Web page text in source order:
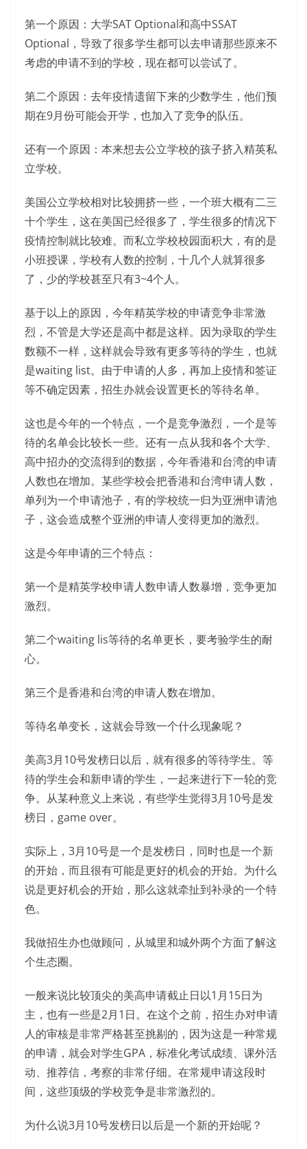
第一个原因：大学SAT Optional和高中SSAT
Optional，导致了很多学生都可以去申请那些原来不
考虑的申请不到的学校，现在都可以尝试了。
第二个原因：去年疫情遗留下来的少数学生，他们预
期在9月份可能会开学，也加入了竞争的队伍。
还有一个原因：本来想去公立学校的孩子挤入精英私
立学校。
美国公立学校相对比较拥挤一些，一个班大概有二三
十个学生，这在美国已经很多了，学生很多的情况下
疫情控制就比较难。而私立学校校园面积大，有的是
小班授课，学校有人数的控制，十几个人就算很多
了，少的学校甚至只有3~4个人。
基于以上的原因，今年精英学校的申请竞争非常激
烈，不管是大学还是高中都是这样。因为录取的学生
数额不一样，这样就会导致有更多等待的学生，也就
是waiting list。由于申请的人多，再加上疫情和签证
等不确定因素，招生办就会设置更长的等待名单。
这也是今年的一个特点，一个是竞争激烈，一个是等
待的名单会比较长一些。还有一点从我和各个大学、
高中招办的交流得到的数据，今年香港和台湾的申请
人数也在增加。某些学校会把香港和台湾申请人数，
单列为一个申请池子，有的学校统一归为亚洲申请池
子，这会造成整个亚洲的申请人变得更加的激烈。
这是今年申请的三个特点：
第一个是精英学校申请人数申请人数暴增，竞争更加
激烈。
第二个waiting lis等待的名单更长，要考验学生的耐
心。
第三个是香港和台湾的申请人数在增加。
等待名单变长，这就会导致一个什么现象呢？
美高3月10号发榜日以后，就有很多的等待学生。等
待的学生会和新申请的学生，一起来进行下一轮的竞
争。从某种意义上来说，有些学生觉得3月10号是发
榜日，game over。
实际上，3月10号是一个是发榜日，同时也是一个新
的开始，而且很有可能是更好的机会的开始。为什么
说是更好机会的开始，那么这就牵扯到补录的一个特
色。
我做招生办也做顾问，从城里和城外两个方面了解这
个生态圈。
一般来说比较顶尖的美高申请截止日以1月15日为
主，也有一些是2月1日。在这个之前，招生办对申请
人的审核是非常严格甚至挑剔的，因为这是一种常规
的申请，就会对学生GPA，标准化考试成绩、课外活
动、推荐信，考察的非常仔细。在常规申请这段时
间，这些顶级的学校竞争是非常激烈的。
为什么说3月10号发榜日以后是一个新的开始呢？